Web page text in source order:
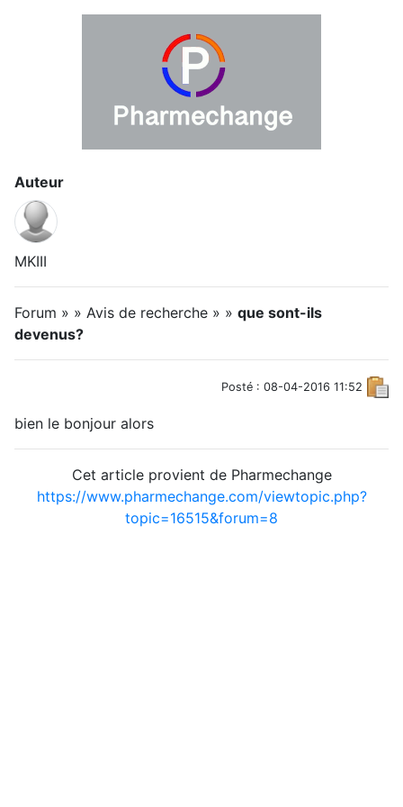
Auteur
MKIII
Forum » » Avis de recherche » » que sont-ils
devenus?
Posté : 08-04-2016 11:52
bien le bonjour alors
Cet article provient de Pharmechange
https://www.pharmechange.com/viewtopic.php?
topic=16515&forum=8